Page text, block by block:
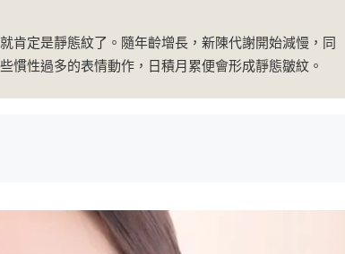
肯定是靜態紋了。隨年齡增長，新陳代謝開始減慢，同
慣性過多的表情動作，日積月累便會形成靜態皺紋。